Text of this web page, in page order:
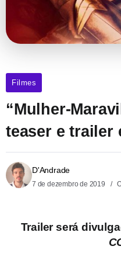
Filmes
“Mulher-
teaser e trailer
D'Andrade
7 de dezembro de 2019
Trailer será